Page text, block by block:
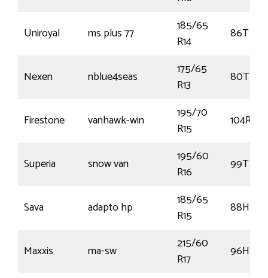
Uniroyal ms plus 77
185/65
R14
86T
Nexen nblue4seas
175/65
R13
80T
Firestone vanhawk-win
195/70
R15
104R
Superia snow van
195/60
R16
99T
Sava adapto hp
185/65
R15
88H
Maxxis ma-sw
215/60
R17
96H